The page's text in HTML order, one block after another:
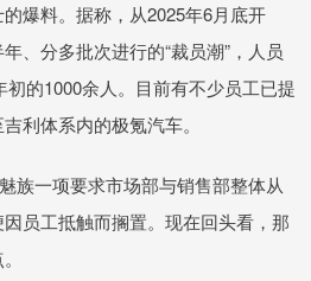
爆料。据称，从2025年6月底开
、分多批次进行的“裁员潮”，人员
的1000余人。目前有不少员工已提
利体系内的极氪汽车。
族一项要求市场部与销售部整体从
员工抵触而搁置。现在回头看，那